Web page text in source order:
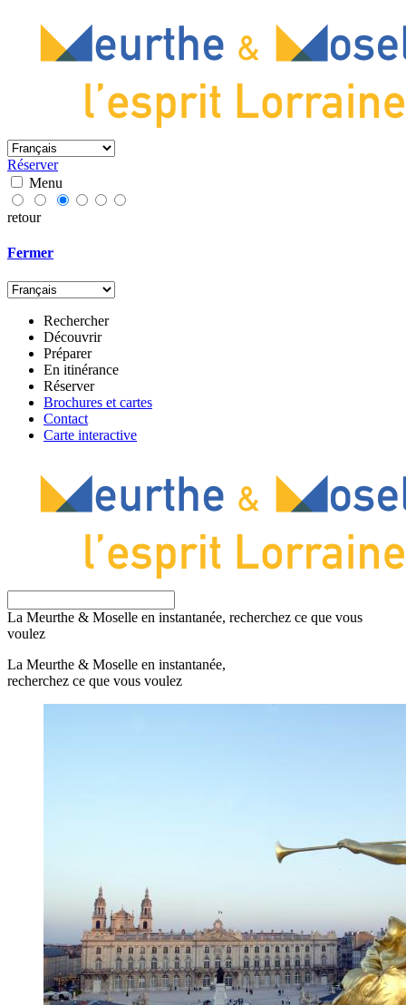
Réserver
Menu
retour
Fermer
Rechercher
Découvrir
Préparer
En itinérance
Réserver
Brochures et cartes
Contact
Carte interactive
La Meurthe & Moselle en instantanée, recherchez ce que vous
voulez
La Meurthe & Moselle en instantanée,
recherchez ce que vous voulez